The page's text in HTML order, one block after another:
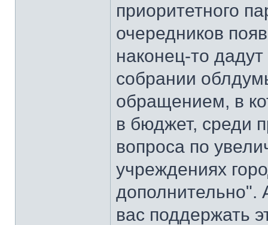
приоритетного
очередников
наконец-то
собрании
обращением, в
в бюджет, среди
вопроса по
учреждениях
дополнительно".
вас поддержать